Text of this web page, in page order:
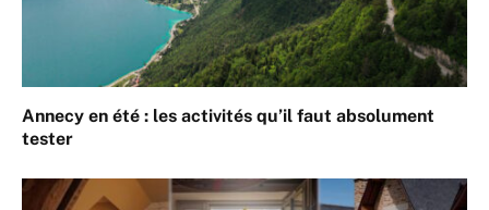
Annecy en été : les activités qu’il faut absolument
tester